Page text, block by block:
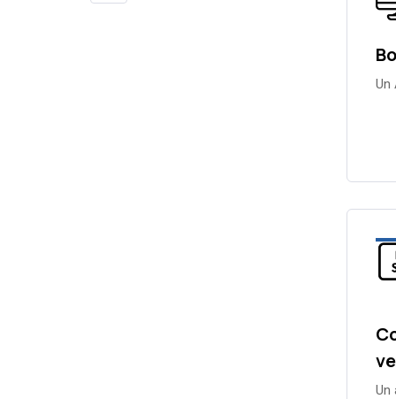
Un
Un